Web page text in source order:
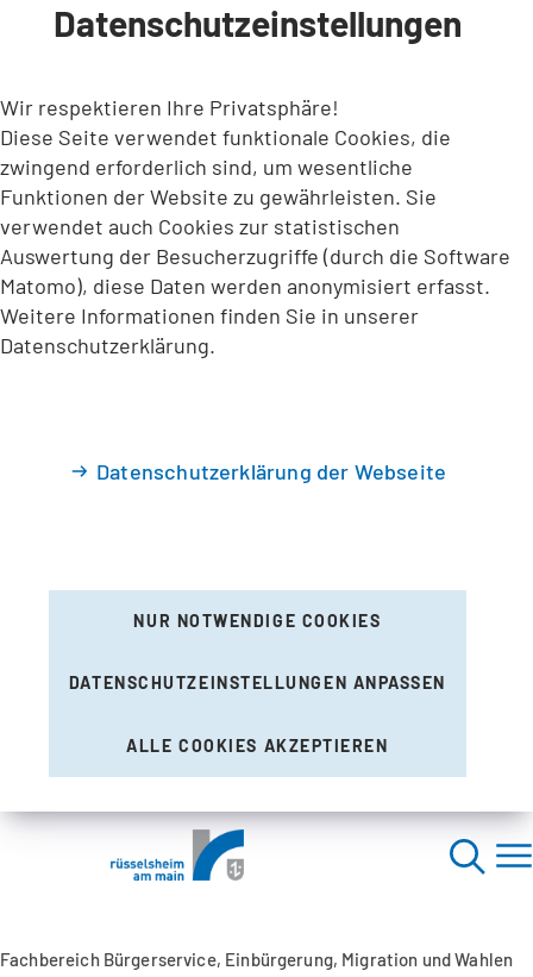
INHALT ANSPRINGEN
Datenschutzeinstellungen
Wir respektieren Ihre Privatsphäre!
Diese Seite verwendet funktionale Cookies, die
zwingend erforderlich sind, um wesentliche
Funktionen der Website zu gewährleisten. Sie
verwendet auch Cookies zur statistischen
Auswertung der Besucherzugriffe (durch die Software
Matomo), diese Daten werden anonymisiert erfasst.
Weitere Informationen finden Sie in unserer
Datenschutzerklärung.
Datenschutzerklärung der Webseite
NUR NOTWENDIGE COOKIES
DATENSCHUTZEINSTELLUNGEN ANPASSEN
ALLE COOKIES AKZEPTIEREN
Fachbereich Bürgerservice, Einbürgerung, Migration und Wahlen